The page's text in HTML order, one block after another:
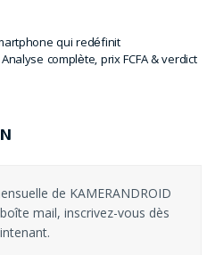
qui redéfinit
complète, prix FCFA & verdict
de KAMERANDROID
mail, inscrivez-vous dès